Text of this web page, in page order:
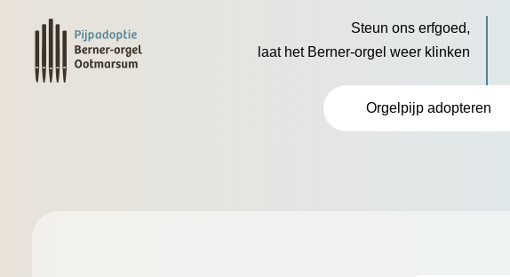
Steun ons erfgoed,
laat het Berner-orgel weer klinken
Orgelpijp adopteren